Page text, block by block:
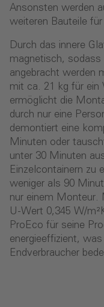
Ansonsten werden
weiteren Bauteile
Durch das innere
magnetisch,
angebracht werden
mit ca. 21 kg für ein
ermöglicht die
durch nur eine
demontiert eine
Minuten oder
unter 30 Minuten
Einzelcontainern zu
weniger als 90
nur einem Monteur.
U-Wert 0,345 W/
ProEco für seine
energieeffizient,
Endverbraucher